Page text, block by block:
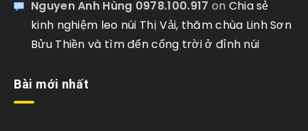
Nguyen Anh Hùng 0978.100.917 on Chia sẻ
kinh nghiệm leo núi Thị Vải, thăm chùa Linh Sơn
Bửu Thiền và tìm đến cổng trời ở đỉnh núi
Bài mới nhất